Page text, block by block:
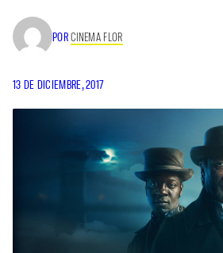
PORCINEMA FLOR
13 DE DICIEMBRE, 2017